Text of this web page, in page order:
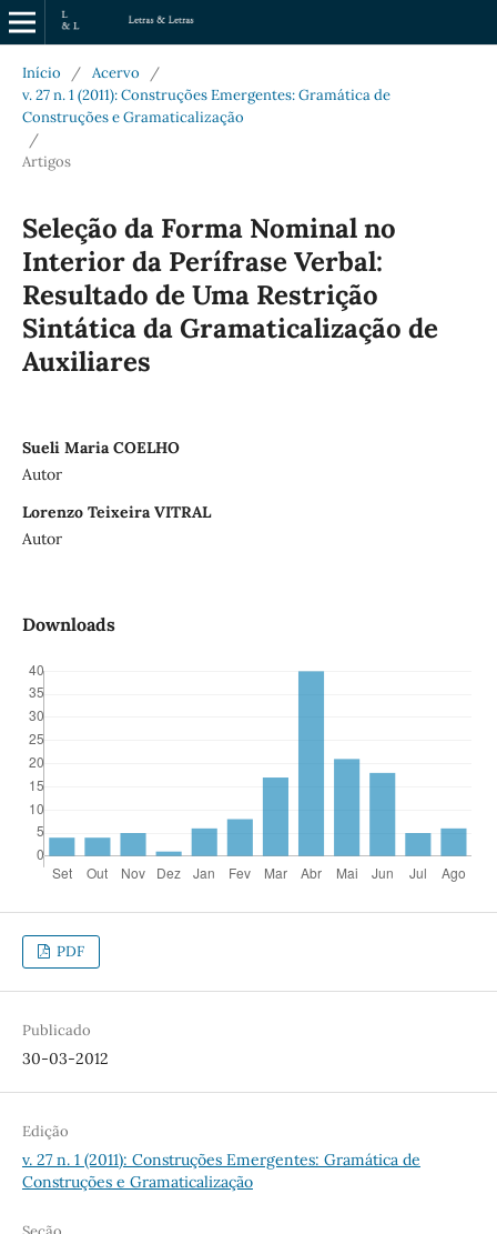
Início / Acervo
/
v. 27 n. 1 (2011): Construções Emergentes: Gramática de
Construções e Gramaticalização
/
Artigos
Seleção da Forma Nominal no
Interior da Perífrase Verbal:
Resultado de Uma Restrição
Sintática da Gramaticalização de
Auxiliares
Sueli Maria COELHO
Autor
Lorenzo Teixeira VITRAL
Autor
Downloads
PDF
Publicado
30-03-2012
Edição
v. 27 n. 1 (2011): Construções Emergentes: Gramática de
Construções e Gramaticalização